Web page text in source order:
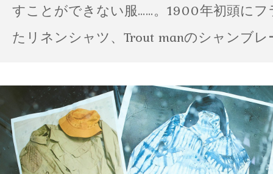
すことができない服……。1900年初頭に
たリネンシャツ、Trout manのシャンブ